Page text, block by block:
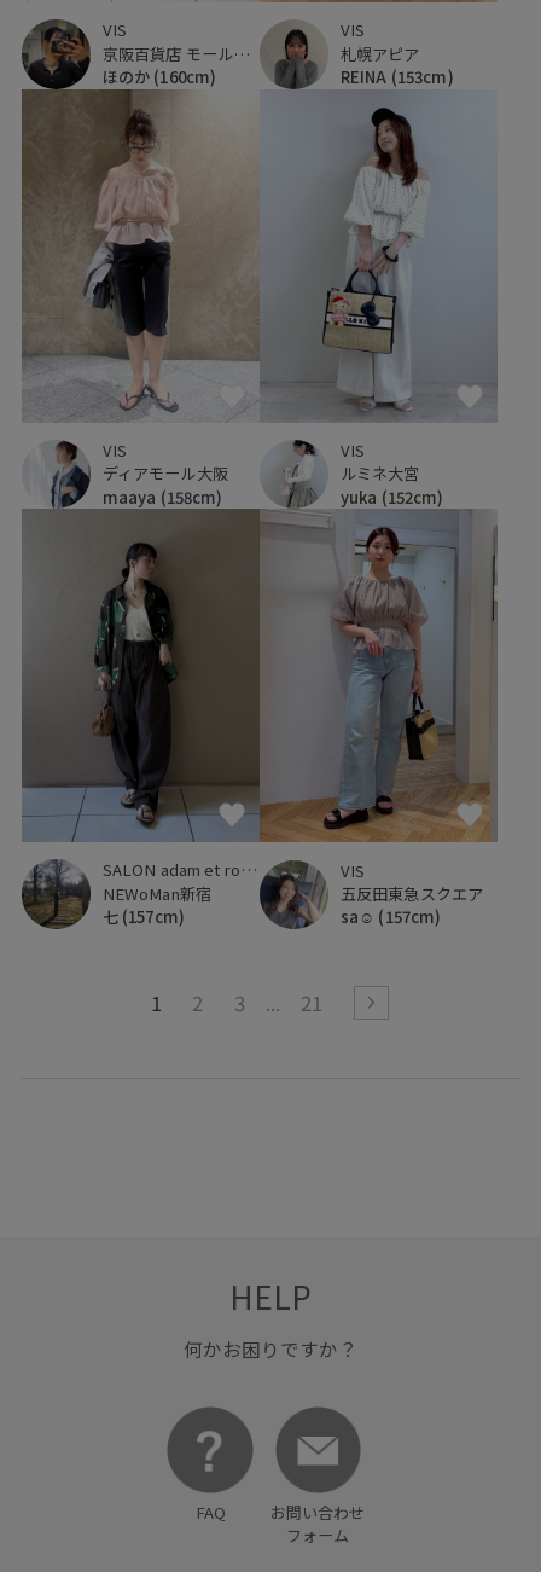
VIS
京阪百貨店 モール京橋店
ほのか (160cm)
VIS
札幌アピア
REINA (153cm)
VIS
ディアモール大阪
maaya (158cm)
VIS
ルミネ大宮
yuka (152cm)
SALON adam et ropé
NEWoMan新宿
七 (157cm)
VIS
五反田東急スクエア
sa☺︎ (157cm)
1 2 3 21
HELP
何かお困りですか？
FAQ
お問い合わせ
フォーム